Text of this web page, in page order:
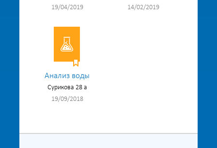
19/04/2019
14/02/2019
Анализ воды
Сурикова 28 а
19/09/2018